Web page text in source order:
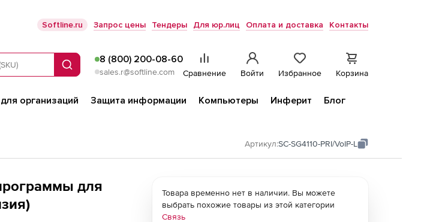
Softline.ru Запрос цены Тендеры Для юр.лиц Оплата и доставка Контакты
Поиск
8 (800) 200-08-60
sales.r@softline.com Сравнение Войти Избранное Корзина
организаций Защита информации Компьютеры Инферит
Блог
Артикул:SC-SG4110-PRI/VoIP-L
для
Товара временно нет в наличии. Вы можете
выбрать похожие товары из этой категории
Связь